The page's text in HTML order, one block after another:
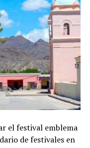
el festival emblema
de festivales en